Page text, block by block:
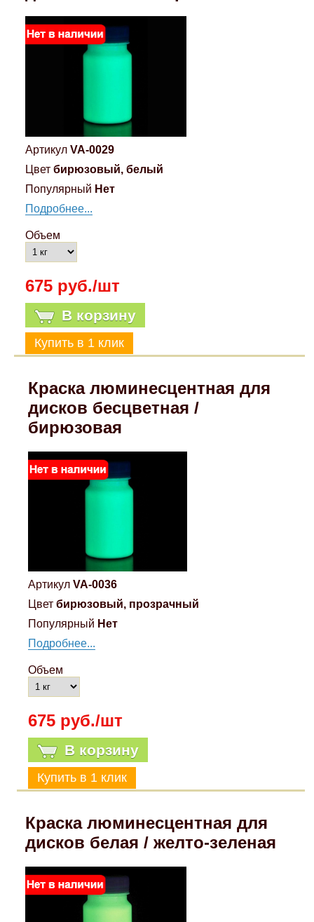
Артикул VA-0029
Цвет бирюзовый, белый
Популярный Нет
Подробнее...
Объем
675 руб./шт
В корзину
Краска люминесцентная для
дисков бесцветная /
бирюзовая
Артикул VA-0036
Цвет бирюзовый, прозрачный
Популярный Нет
Подробнее...
Объем
675 руб./шт
В корзину
Краска люминесцентная для
дисков белая / желто-зеленая
Компрессионные фитинги Poliext
Honda
Kia
Lada
Lexus
Mazda
Mercedes-Benz
Mitsubishi
Renault
Suzuki
УАЗ
Дополнительные товары
Флуоресцентные краски
Эмали универсальные акриловые
Грунтовки, защитные лаки
Магнитные панели на холодильник